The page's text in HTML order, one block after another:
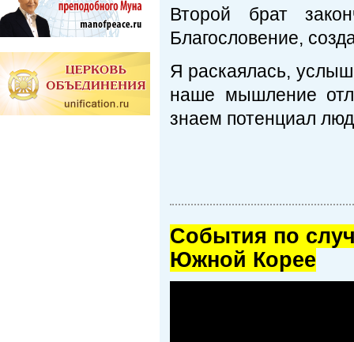
Второй брат
Благословение,
Я раскаялась,
наше мышление
знаем потенциал
Cобытия по
Южной Корее